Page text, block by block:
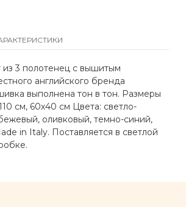
из 3 полотенец с вышитым
английского бренда
выполнена тон в тон. Размеры
см, 60х40 см Цвета: светло-
оливковый, темно-синий,
in Italy. Поставляется в светлой